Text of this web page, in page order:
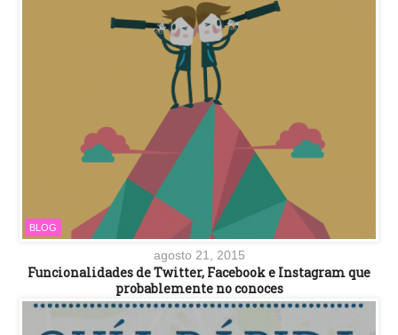
BLOG
agosto 21, 2015
Funcionalidades de Twitter, Facebook e Instagram que
probablemente no conoces